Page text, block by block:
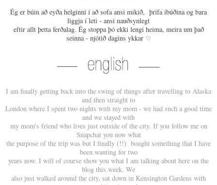
Ég er búin að eyða helginni í að sofa ansi mikið, þrífa íbúðina og bara
liggja í leti - ansi nauðsynlegt
eftir allt þetta ferðalag. Ég stoppa þó ekki lengi heima, meira um það
seinna - njótið dagins ykkar ♡
I am finally getting back into the swing of things after travelling to Alaska
and then straight to
London where I spent two nights with my mom - we had such a good time
and we stayed with
my mom's friend who lives just outside of the city. If you follow me on
Snapchat you now what
the purpose of the trip was but I finally (!!) bought something that I have
been wanting for two
years now. I will of course show you what I am talking about here on the
blog this week. We
also just walked around the city, sat down in Kensington Gardens with